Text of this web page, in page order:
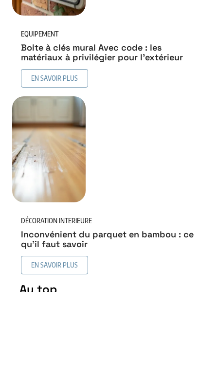
EQUIPEMENT
Boite à clés mural Avec code : les
matériaux à privilégier pour l’extérieur
EN SAVOIR PLUS
DÉCORATION INTERIEURE
Inconvénient du parquet en bambou : ce
qu’il faut savoir
EN SAVOIR PLUS
Au top